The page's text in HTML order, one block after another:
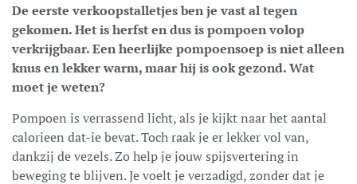
De eerste verkoopstalletjes ben je vast al tegen
gekomen. Het is herfst en dus is pompoen volop
verkrijgbaar. Een heerlijke pompoensoep is niet alleen
knus en lekker warm, maar hij is ook gezond. Wat
moet je weten?
Pompoen is verrassend licht, als je kijkt naar het aantal
calorieen dat-ie bevat. Toch raak je er lekker vol van,
dankzij de vezels. Zo help je jouw spijsvertering in
beweging te blijven. Je voelt je verzadigd, zonder dat je